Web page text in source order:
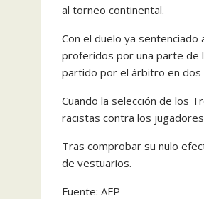
al torneo continental.
Con el duelo ya
proferidos por una parte de
partido por el árbitro en dos
Cuando la selección de los
racistas contra los
Tras comprobar su nulo
de vestuarios.
Fuente: AFP